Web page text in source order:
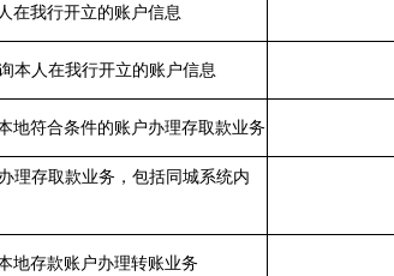
在我行开立的账户信息
本人在我行开立的账户信息
地符合条件的账户办理存取款业务
理存取款业务，包括同城系统内
地存款账户办理转账业务